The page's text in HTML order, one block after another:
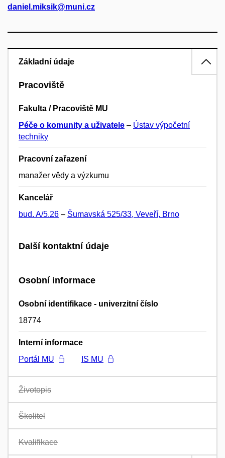
daniel.miksik@muni.cz
Základní údaje
Pracoviště
Fakulta / Pracoviště MU
Péče o komunity a uživatele – Ústav výpočetní
techniky
Pracovní zařazení
manažer vědy a výzkumu
Kancelář
bud. A/5.26 – Šumavská 525/33, Veveří, Brno
Další kontaktní údaje
Osobní informace
Osobní identifikace - univerzitní číslo
18774
Interní informace
Portál MU
IS MU
Životopis
Školitel
Kvalifikace